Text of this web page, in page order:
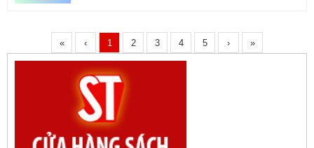
« ‹ 1 2 3 4 5 › »